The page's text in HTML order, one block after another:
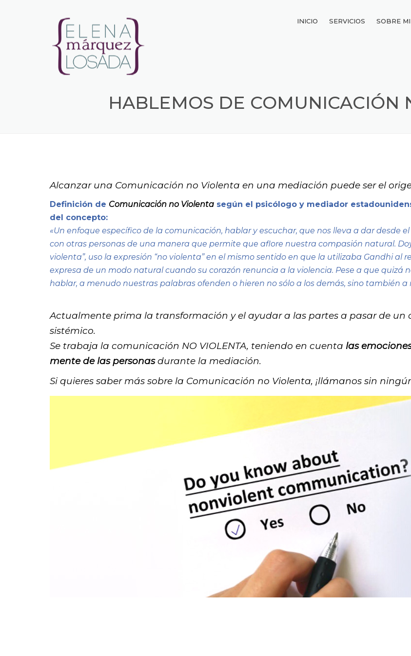
INICIO SERVICIOS SOBRE MI
HABLEMOS DE COMUNICACIÓN
Alcanzar una Comunicación no Violenta en una mediación puede ser el
Definición de Comunicación no Violenta según el psicólogo y mediador
del concepto:
«Un enfoque específico de la comunicación, hablar y escuchar, que nos lleva a dar desde
con otras personas de una manera que permite que aflore nuestra compasión natural.
violenta”, uso la expresión “no violenta” en el mismo sentido en que la utilizaba Gandhi al
expresa de un modo natural cuando su corazón renuncia a la violencia. Pese a que quizá
hablar, a menudo nuestras palabras ofenden o hieren no sólo a los demás, sino también a
Actualmente prima la transformación y el ayudar a las partes a pasar de
sistémico.
Se trabaja la comunicación NO VIOLENTA, teniendo en cuenta las
mente de las personasdurante la mediación.
Si quieres saber más sobre la Comunicación no Violenta, ¡llámanos sin